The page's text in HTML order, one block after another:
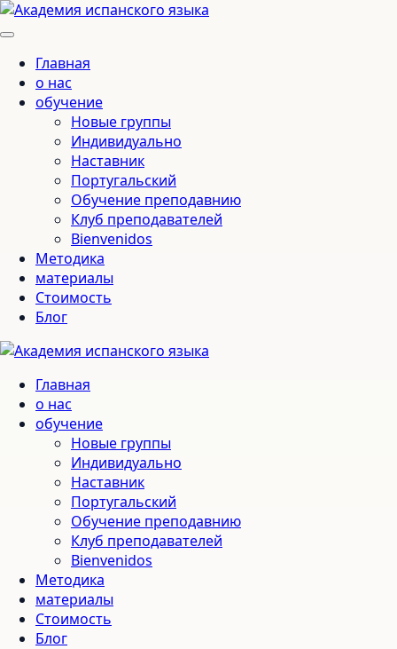
Главная
о нас
обучение
Новые группы
Индивидуально
Наставник
Португальский
Обучение преподавнию
Клуб преподавателей
Bienvenidos
Методика
материалы
Стоимость
Блог
Главная
о нас
обучение
Новые группы
Индивидуально
Наставник
Португальский
Обучение преподавнию
Клуб преподавателей
Bienvenidos
Методика
материалы
Стоимость
Блог